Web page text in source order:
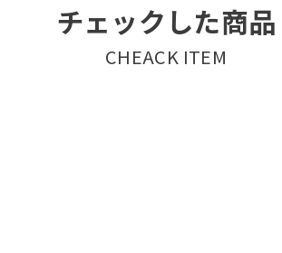
チェックした商品